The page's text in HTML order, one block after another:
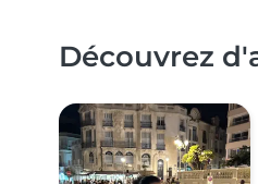
Découvrez